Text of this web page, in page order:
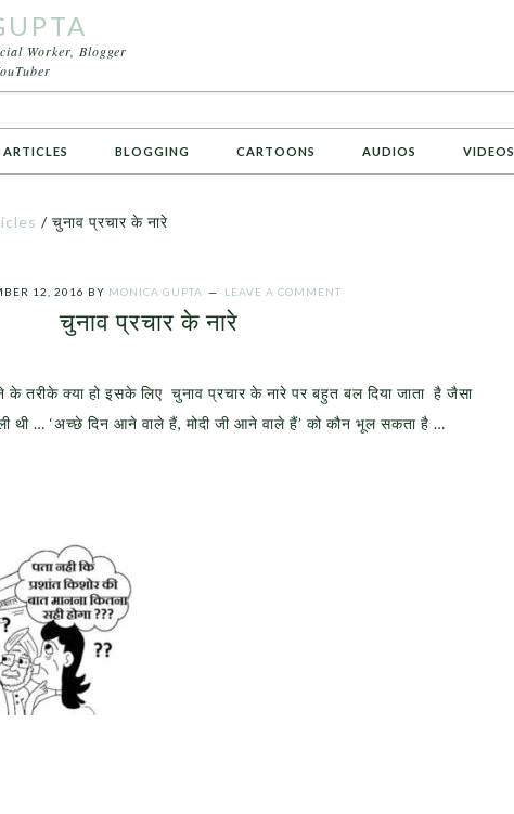
Worker, Blogger
ARTICLES BLOGGING CARTOONS AUDIOS VIDEOS
/ चुनाव प्रचार के नारे
12, 2016 BY MONICA GUPTA LEAVE A COMMENT
चुनाव प्रचार के नारे
के तरीके क्या हो इसके लिए चुनाव प्रचार के नारे पर बहुत बल दिया जाता है जैसा
थी … ‘अच्छे दिन आने वाले हैं, मोदी जी आने वाले हैं’ को कौन भूल सकता है …